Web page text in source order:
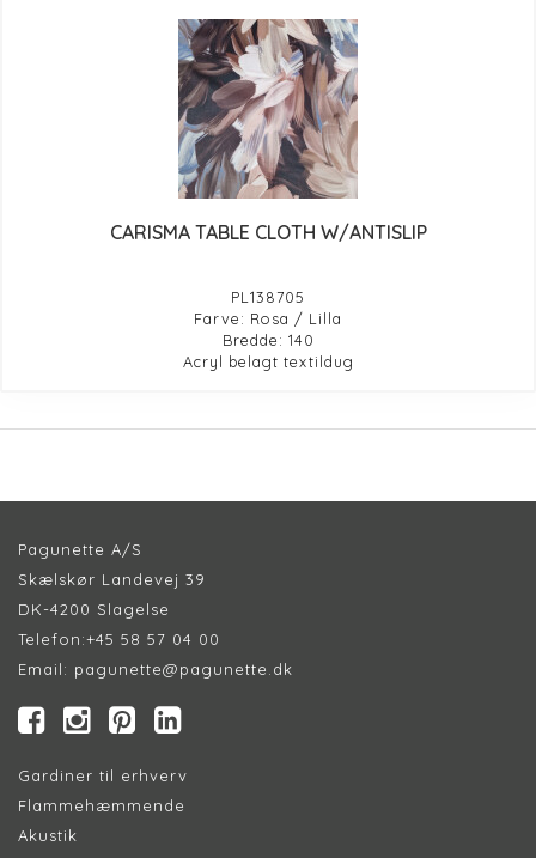
CARISMA TABLE CLOTH W/ANTISLIP
PL138705
Farve: Rosa / Lilla
Bredde: 140
Acryl belagt textildug
Pagunette A/S
Skælskør Landevej 39
DK-4200 Slagelse
Telefon:+45 58 57 04 00
Email: pagunette@pagunette.dk
Gardiner til erhverv
Flammehæmmende
Akustik